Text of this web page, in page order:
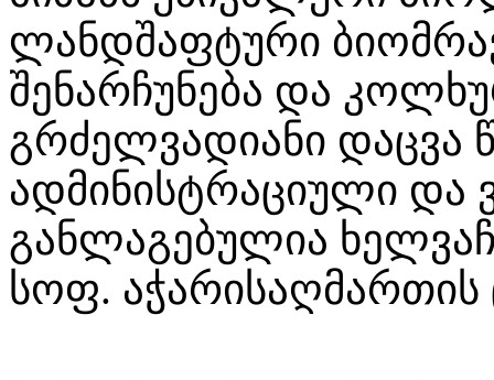
ლანდშაფტური
შენარჩუნება და
გრძელვადიანი დაცვა
ადმინისტრაციული და
განლაგებულია
სოფ. აჭარისაღმართის